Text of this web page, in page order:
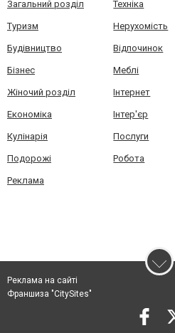
Загальний розділ Техніка
Туризм Нерухомість
Будівництво Відпочинок
Бізнес Меблі
Жіночий розділ Інтернет
Економіка Інтер'єр
Кулінарія Послуги
Подорожі Робота
Реклама
Реклама на сайті
Франшиза "CitySites"